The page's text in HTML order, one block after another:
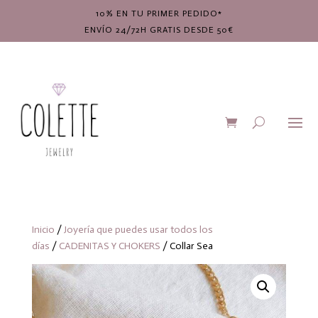
10% EN TU PRIMER PEDIDO*
ENVÍO 24/72H GRATIS DESDE 50€
Inicio /Joyería que puedes usar todos los
días / CADENITAS Y CHOKERS / Collar Sea